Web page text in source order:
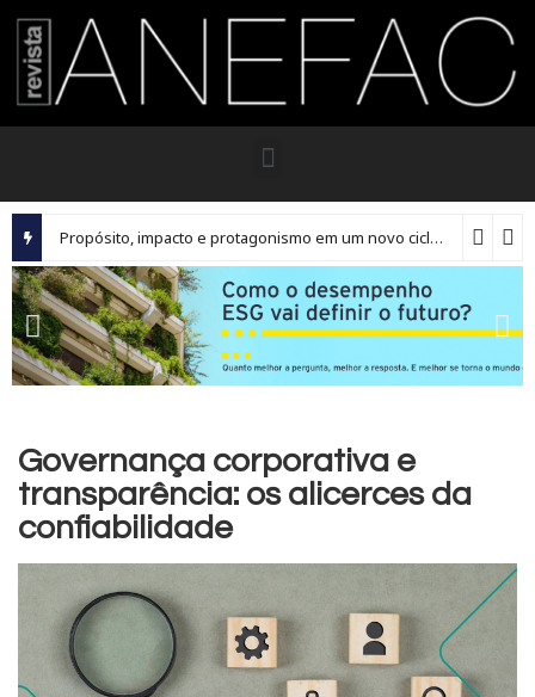
Propósito, impacto e protagonismo em um novo ciclo para os executivos brasileiros
Governança corporativa e
transparência: os alicerces da
confiabilidade